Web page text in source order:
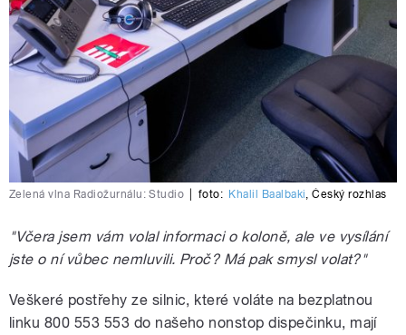
Zelená vlna Radiožurnálu: Studio foto: Khalil Baalbaki,Český rozhlas
"Včera jsem vám volal informaci o koloně, ale ve vysílání
jste o ní vůbec nemluvili. Proč? Má pak smysl volat?"
Veškeré postřehy ze silnic, které voláte na bezplatnou
linku 800 553 553 do našeho nonstop dispečinku, mají